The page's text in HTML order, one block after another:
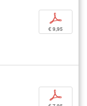
p
€ 9,95
p